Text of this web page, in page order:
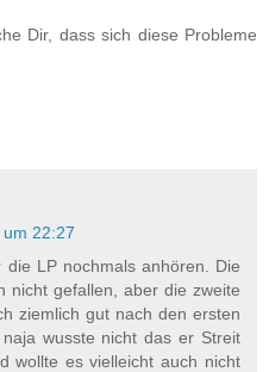
Dir, dass sich diese Probleme
22:27
die LP nochmals anhören. Die
nicht gefallen, aber die zweite
ziemlich gut nach den ersten
wusste nicht das er Streit
wollte es vielleicht auch nicht